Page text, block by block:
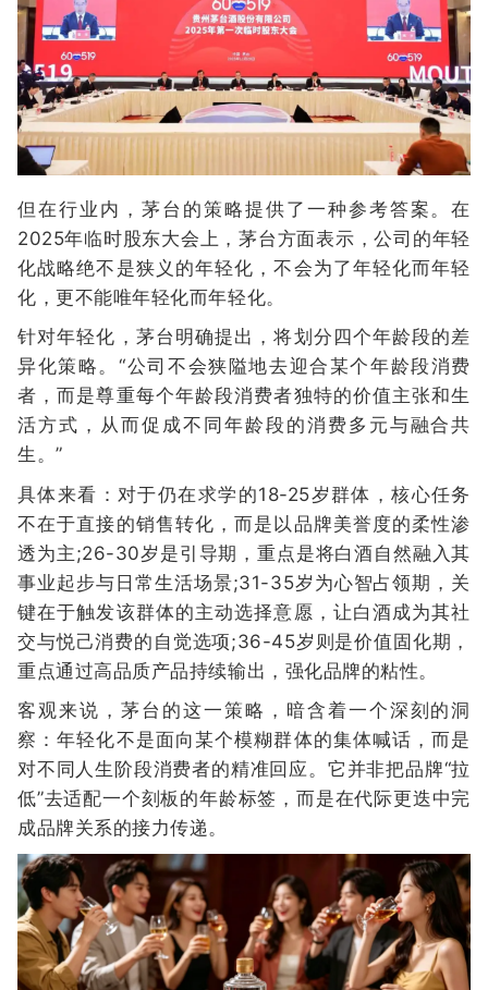
但在行业内，茅台的策略提供了一种参考答案。在
2025年临时股东大会上，茅台方面表示，公司的年轻
化战略绝不是狭义的年轻化，不会为了年轻化而年轻
化，更不能唯年轻化而年轻化。
针对年轻化，茅台明确提出，将划分四个年龄段的差
异化策略。“公司不会狭隘地去迎合某个年龄段消费
者，而是尊重每个年龄段消费者独特的价值主张和生
活方式，从而促成不同年龄段的消费多元与融合共
生。”
具体来看：对于仍在求学的18-25岁群体，核心任务
不在于直接的销售转化，而是以品牌美誉度的柔性渗
透为主;26-30岁是引导期，重点是将白酒自然融入其
事业起步与日常生活场景;31-35岁为心智占领期，关
键在于触发该群体的主动选择意愿，让白酒成为其社
交与悦己消费的自觉选项;36-45岁则是价值固化期，
重点通过高品质产品持续输出，强化品牌的粘性。
客观来说，茅台的这一策略，暗含着一个深刻的洞
察：年轻化不是面向某个模糊群体的集体喊话，而是
对不同人生阶段消费者的精准回应。它并非把品牌“拉
低”去适配一个刻板的年龄标签，而是在代际更迭中完
成品牌关系的接力传递。